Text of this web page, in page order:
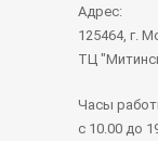
Адрес:
125464, г.
ТЦ
Часы
с 10.00 до